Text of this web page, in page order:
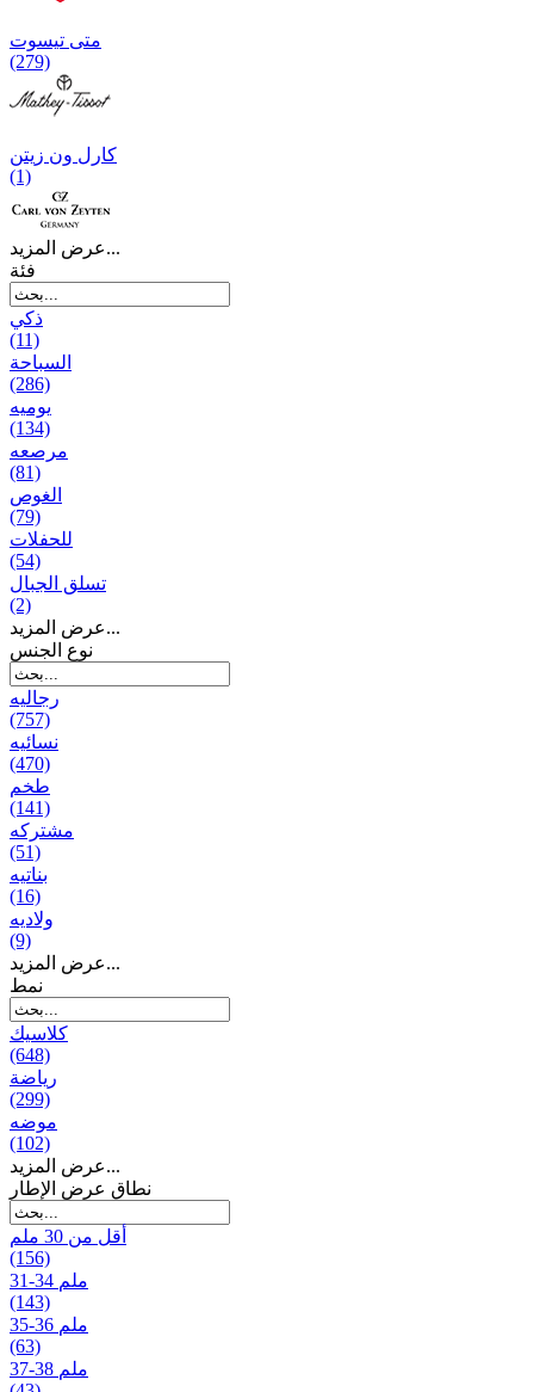
متی تیسوت
(279)
کارل ون زیتن
(1)
عرض المزيد...
فئة
ذكي
(11)
السباحة
(286)
يومیه
(134)
مرصعه
(81)
الغوص
(79)
للحفلات
(54)
تسلق الجبال
(2)
عرض المزيد...
نوع الجنس
رجالیه
(757)
نسائیه
(470)
طخم
(141)
مشتركه
(51)
بناتیه
(16)
ولادیه
(9)
عرض المزيد...
نمط
كلاسيك
(648)
رياضة
(299)
موضه
(102)
عرض المزيد...
نطاق عرض الإطار
أقل من 30 ملم
(156)
31-34 ملم
(143)
35-36 ملم
(63)
37-38 ملم